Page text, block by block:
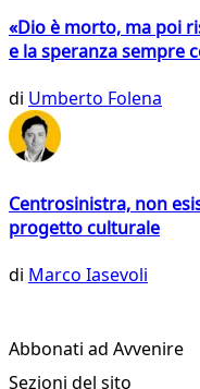
«Dio è morto, ma poi
e la speranza sempre
di Umberto Folena
Centrosinistra, non
progetto culturale
di Marco Iasevoli
Abbonati ad Avvenire
Sezioni del sito